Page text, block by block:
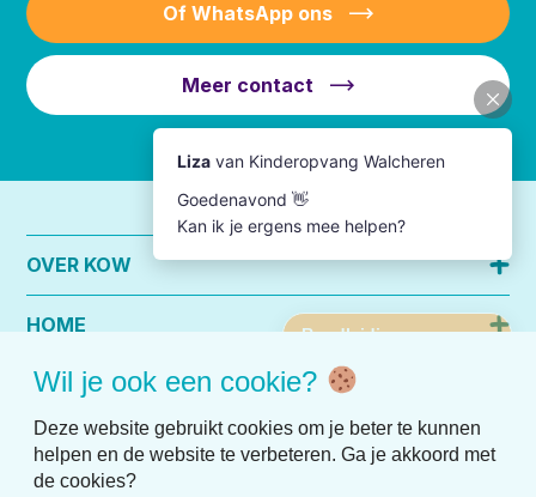
Of WhatsApp ons
Meer contact
OVER KOW
HOME
PRAKTISCHE INFO
Wil je ook een cookie?
Deze website gebruikt cookies om je beter te kunnen
helpen en de website te verbeteren. Ga je akkoord met
de cookies?